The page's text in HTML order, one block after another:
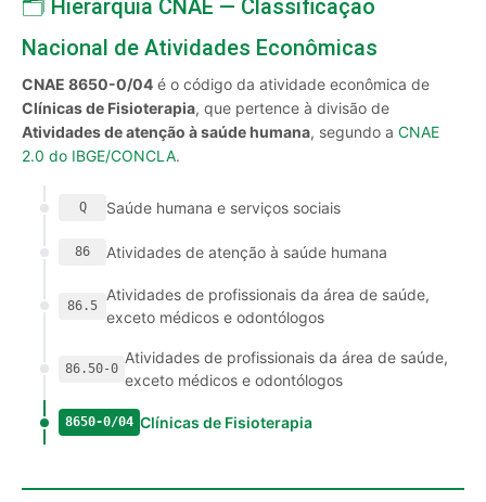
🗂️ Hierarquia CNAE — Classificação
Nacional de Atividades Econômicas
CNAE 8650-0/04 é o código da atividade econômica de
Clínicas de Fisioterapia, que pertence à divisão de
Atividades de atenção à saúde humana, segundo a CNAE
2.0 do IBGE/CONCLA.
Q Saúde humana e serviços sociais
86 Atividades de atenção à saúde humana
86.5
Atividades de profissionais da área de saúde,
exceto médicos e odontólogos
86.50-0
Atividades de profissionais da área de saúde,
exceto médicos e odontólogos
8650-0/04 Clínicas de Fisioterapia